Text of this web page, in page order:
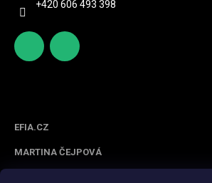
+420 606 493 398
om/sc
EFIA.CZ
MARTINA ČEJPOVÁ